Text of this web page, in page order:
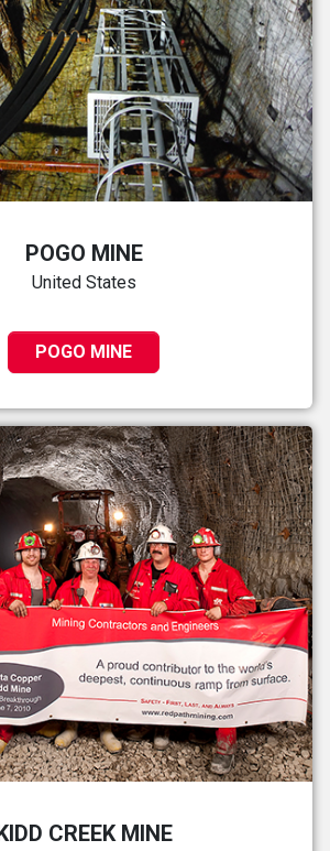
POGO MINE
United States
POGO MINE
CREEK MINE